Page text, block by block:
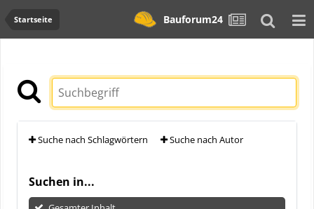
Startseite Bauforum24
Suche nach Schlagwörtern Suche nach Autor
Suchen in...